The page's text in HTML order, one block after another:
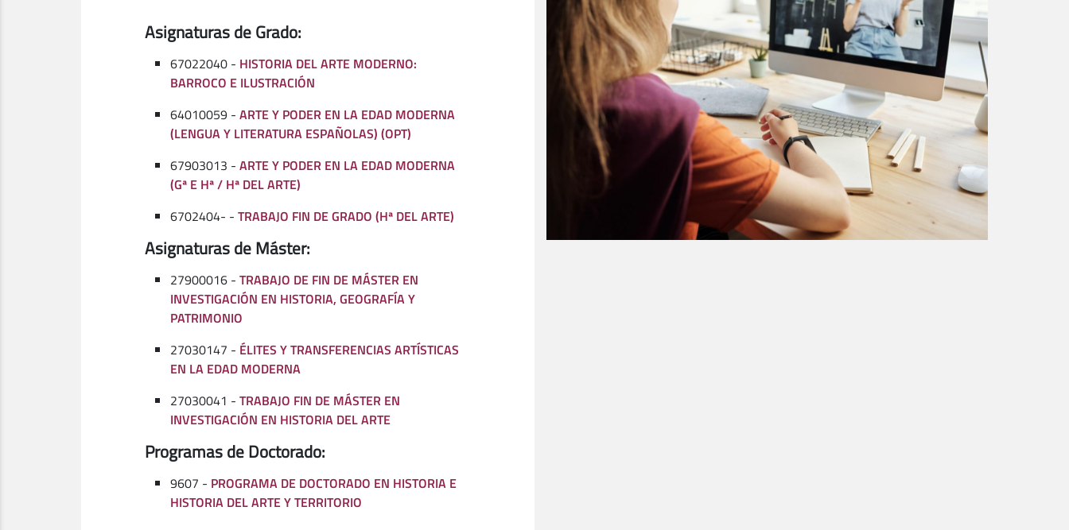
Asignaturas de Grado:
67022040 - HISTORIA DEL ARTE MODERNO:
BARROCO E ILUSTRACIÓN
64010059 - ARTE Y PODER EN LA EDAD MODERNA
(LENGUA Y LITERATURA ESPAÑOLAS) (OPT)
67903013 - ARTE Y PODER EN LA EDAD MODERNA
(Gª E Hª / Hª DEL ARTE)
6702404- - TRABAJO FIN DE GRADO (Hª DEL ARTE)
Asignaturas de Máster:
27900016 - TRABAJO DE FIN DE MÁSTER EN
INVESTIGACIÓN EN HISTORIA, GEOGRAFÍA Y
PATRIMONIO
27030147 - ÉLITES Y TRANSFERENCIAS ARTÍSTICAS
EN LA EDAD MODERNA
27030041 - TRABAJO FIN DE MÁSTER EN
INVESTIGACIÓN EN HISTORIA DEL ARTE
Programas de Doctorado:
9607 - PROGRAMA DE DOCTORADO EN HISTORIA E
HISTORIA DEL ARTE Y TERRITORIO